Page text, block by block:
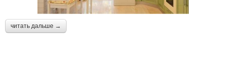
читать дальше →